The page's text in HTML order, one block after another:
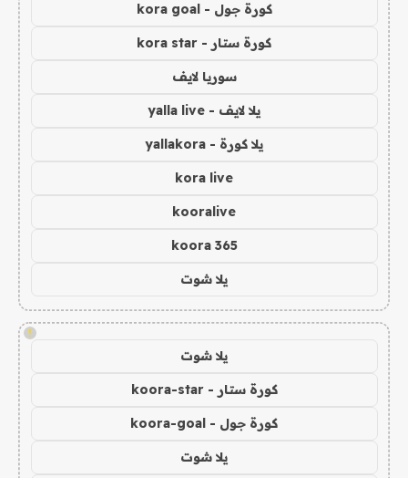
كورة جول - kora goal
كورة ستار - kora star
سوريا لايف
يلا لايف - yalla live
يلا كورة - yallakora
kora live
kooralive
koora 365
يلا شوت
!
يلا شوت
كورة ستار - koora-star
كورة جول - koora-goal
يلا شوت